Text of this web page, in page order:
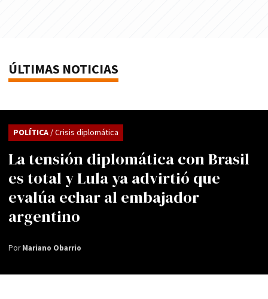
ÚLTIMAS NOTICIAS
La tensión diplomática con Brasil
es total y Lula ya advirtió que
evalúa echar al embajador
argentino
POLÍTICA/ Crisis diplomática
PorMariano Obarrio